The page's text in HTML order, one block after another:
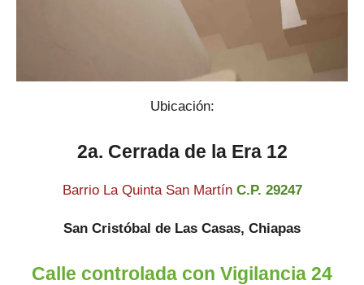
Ubicación:
2a. Cerrada de la Era 12
Barrio La Quinta San Martín C.P. 29247
San Cristóbal de Las Casas, Chiapas
Calle controlada con Vigilancia 24